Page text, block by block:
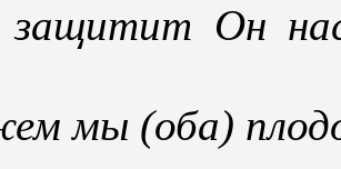
Он
мы (оба)